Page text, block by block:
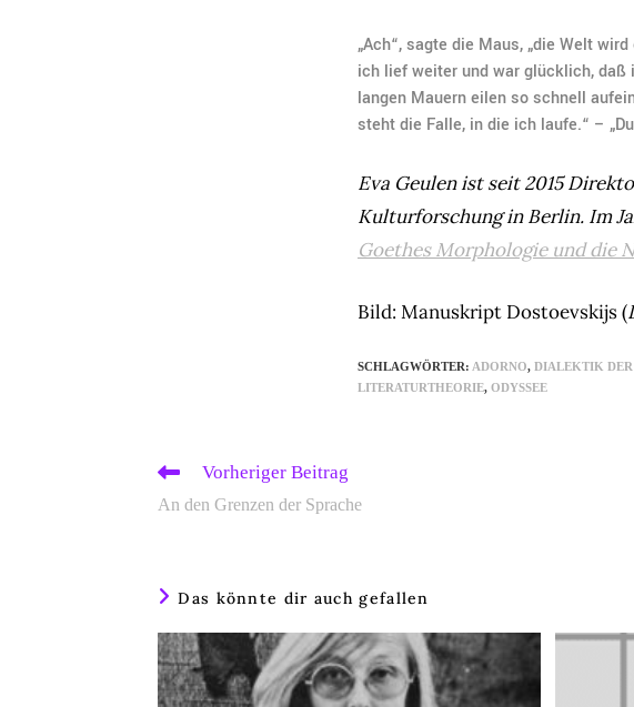
„Ach“, sagte die Maus, „die Welt
ich lief weiter und war glücklich, daß
langen Mauern eilen so schnell
steht die Falle, in die ich laufe.“ –
Eva Geulen ist seit 2015
Kulturforschung in Berlin. Im
Goethes Morphologie und die
Bild: Manuskript Dostoevskijs (
SCHLAGWÖRTER: ADORNO, DIALEKTIK
LITERATURTHEORIE, ODYSSEE
Weitere
ansehen
Vorheriger Beitrag
An den Grenzen der Sprache
Das könnte dir auch gefallen